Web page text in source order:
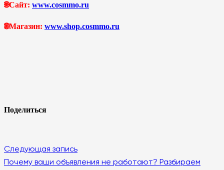
🌐Сайт: www.cosmmo.ru
🌐Магазин: www.shop.cosmmo.ru
Поделиться
Следующая запись
Почему ваши объявления не работают? Разбираем